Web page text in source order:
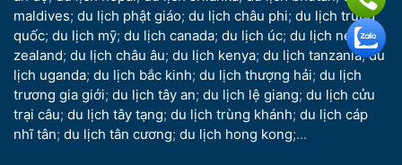
maldives; du lịch phật giáo; du lịch châu phi; du lịch trung
quốc; du lịch mỹ; du lịch canada; du lịch úc; du lịch new
zealand; du lịch châu âu; du lịch kenya; du lịch tanzania;du
lịch uganda; du lịch bắc kinh; du lịch thượng hải; du lịch
trương gia giới; du lịch tây an; du lịch lệ giang; du lịch cửu
trại câu; du lịch tây tạng; du lịch trùng khánh; du lịch cáp
nhĩ tân; du lịch tân cương; du lịch hong kong;...